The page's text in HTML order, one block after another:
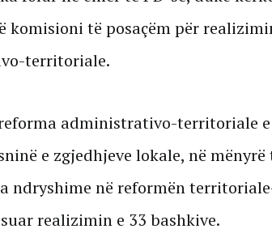
komisioni të posaçëm për
territoriale.
administrativo-territoriale
e zgjedhjeve lokale, në
ndryshime në reformën
realizimin e 33 bashkive.